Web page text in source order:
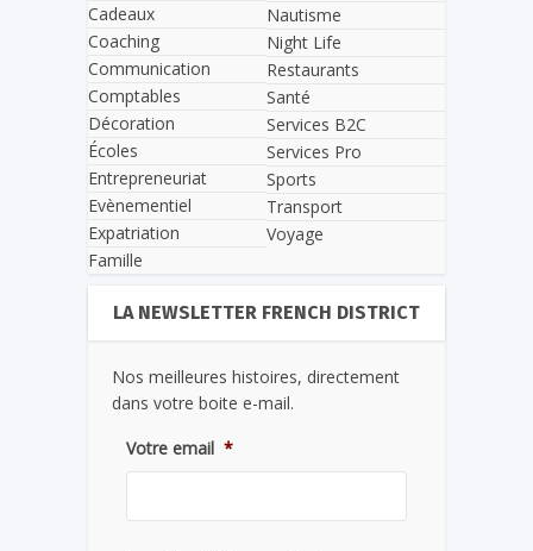
Cadeaux
Coaching
Communication
Comptables
Décoration
Écoles
Entrepreneuriat
Evènementiel
Expatriation
Famille
Nautisme
Night Life
Restaurants
Santé
Services B2C
Services Pro
Sports
Transport
Voyage
LA NEWSLETTER FRENCH DISTRICT
Nos meilleures histoires, directement
dans votre boite e-mail.
Votre email *